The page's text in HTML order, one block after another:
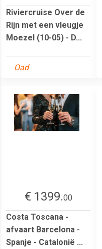
Riviercruise Over de
Rijn met een vleugje
Moezel (10-05) - D...
Oad
€ 1399.00
Costa Toscana -
afvaart Barcelona -
Spanje - Catalonië ...